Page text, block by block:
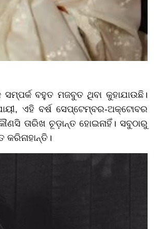
ବହୁତ ମଜବୁତ ଥିବା କୁହାଯାଉଛି।
ଏହି ବର୍ଷ ସେପ୍ଟେମ୍ବର-ଅକ୍ଟୋବର
ତାରିଖ ଚୂଡ଼ାନ୍ତ ହୋଇନାହିଁ। ସବୁଠାରୁ